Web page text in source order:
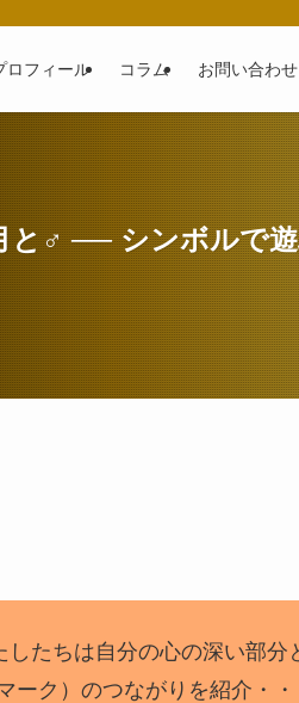
ロフィール コラム お問い合わせ
と♂ ── シンボルで
たちは自分の心の深い部分
ーク）のつながりを紹介・・